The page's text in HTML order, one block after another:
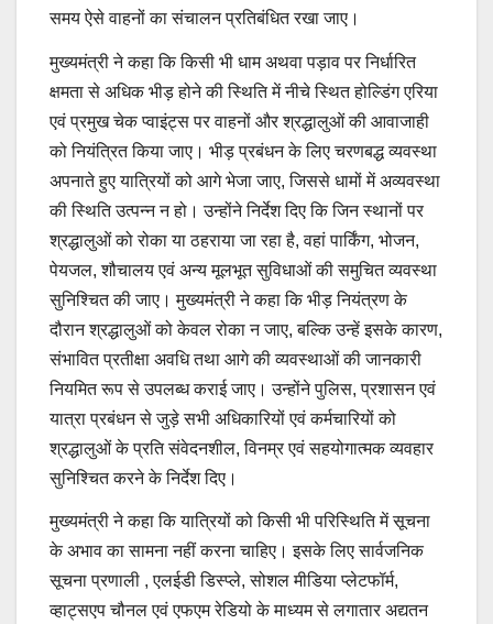
समय ऐसे वाहनों का संचालन प्रतिबंधित रखा जाए।
मुख्यमंत्री ने कहा कि किसी भी धाम अथवा पड़ाव पर निर्धारित
क्षमता से अधिक भीड़ होने की स्थिति में नीचे स्थित होल्डिंग एरिया
एवं प्रमुख चेक प्वाइंट्स पर वाहनों और श्रद्धालुओं की आवाजाही
को नियंत्रित किया जाए। भीड़ प्रबंधन के लिए चरणबद्ध व्यवस्था
अपनाते हुए यात्रियों को आगे भेजा जाए, जिससे धामों में अव्यवस्था
की स्थिति उत्पन्न न हो। उन्होंने निर्देश दिए कि जिन स्थानों पर
श्रद्धालुओं को रोका या ठहराया जा रहा है, वहां पार्किंग, भोजन,
पेयजल, शौचालय एवं अन्य मूलभूत सुविधाओं की समुचित व्यवस्था
सुनिश्चित की जाए। मुख्यमंत्री ने कहा कि भीड़ नियंत्रण के
दौरान श्रद्धालुओं को केवल रोका न जाए, बल्कि उन्हें इसके कारण,
संभावित प्रतीक्षा अवधि तथा आगे की व्यवस्थाओं की जानकारी
नियमित रूप से उपलब्ध कराई जाए। उन्होंने पुलिस, प्रशासन एवं
यात्रा प्रबंधन से जुड़े सभी अधिकारियों एवं कर्मचारियों को
श्रद्धालुओं के प्रति संवेदनशील, विनम्र एवं सहयोगात्मक व्यवहार
सुनिश्चित करने के निर्देश दिए।
मुख्यमंत्री ने कहा कि यात्रियों को किसी भी परिस्थिति में सूचना
के अभाव का सामना नहीं करना चाहिए। इसके लिए सार्वजनिक
सूचना प्रणाली , एलईडी डिस्प्ले, सोशल मीडिया प्लेटफॉर्म,
व्हाट्सएप चौनल एवं एफएम रेडियो के माध्यम से लगातार अद्यतन